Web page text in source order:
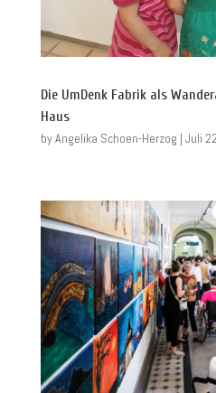
Die UmDenk Fabrik als
Haus
byAngelika Schoen-Herzog | Juli